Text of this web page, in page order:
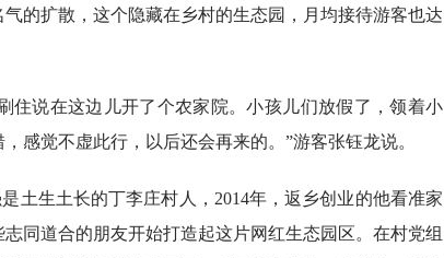
的扩散，这个隐藏在乡村的生态园，月均接待游客也达
住说在这边儿开了个农家院。小孩儿们放假了，领着小
感觉不虚此行，以后还会再来的。”游客张钰龙说。
土生土长的丁李庄村人，2014年，返乡创业的他看准家
同道合的朋友开始打造起这片网红生态园区。在村党组